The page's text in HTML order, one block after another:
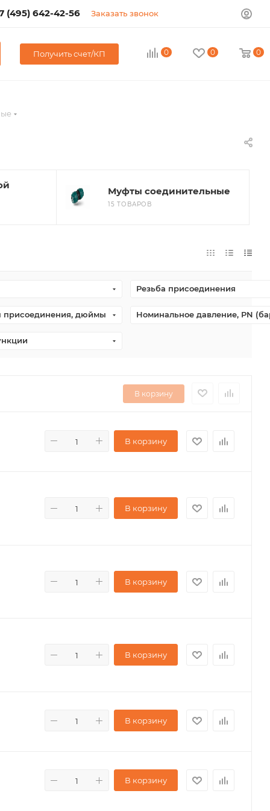
(495) 642-42-56 Заказать звонок
Получить счет/КП 0 0 0
Муфты соединительные
15 ТОВАРОВ
Резьба присоединения
присоединения, дюймы Номинальное давление, PN
В корзину
В корзину
В корзину
В корзину
В корзину
В корзину
В корзину